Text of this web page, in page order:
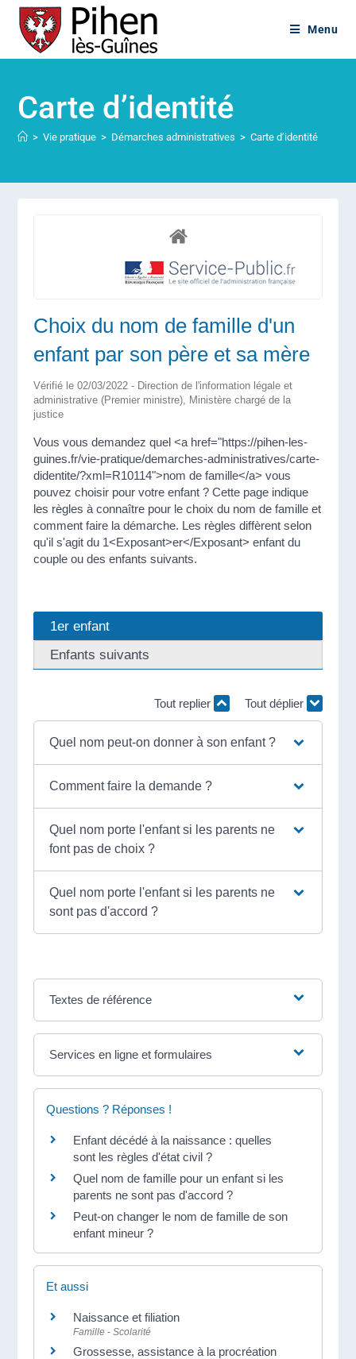
Menu
Carte d’identité
> Vie pratique > Démarches administratives > Carte d’identité
Choix du nom de famille d'un
enfant par son père et sa mère
Vérifié le 02/03/2022 - Direction de l'information légale et
administrative (Premier ministre), Ministère chargé de la
justice
Vous vous demandez quel <a href="https://pihen-les-
guines.fr/vie-pratique/demarches-administratives/carte-
didentite/?xml=R10114">nom de famille</a> vous
pouvez choisir pour votre enfant ? Cette page indique
les règles à connaître pour le choix du nom de famille et
comment faire la démarche. Les règles diffèrent selon
qu'il s'agit du 1<Exposant>er</Exposant> enfant du
couple ou des enfants suivants.
1er enfant
Enfants suivants
Tout replier Tout déplier
Quel nom peut-on donner à son enfant ?
Comment faire la demande ?
Quel nom porte l'enfant si les parents ne
font pas de choix ?
Quel nom porte l'enfant si les parents ne
sont pas d'accord ?
Textes de référence
Services en ligne et formulaires
Questions ? Réponses !
Enfant décédé à la naissance : quelles
sont les règles d'état civil ?
Quel nom de famille pour un enfant si les
parents ne sont pas d'accord ?
Peut-on changer le nom de famille de son
enfant mineur ?
Et aussi
Naissance et filiation
Famille - Scolarité
Grossesse, assistance à la procréation